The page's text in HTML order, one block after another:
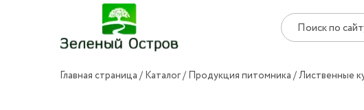
Главная страница Каталог Продукция питомника Лиственные